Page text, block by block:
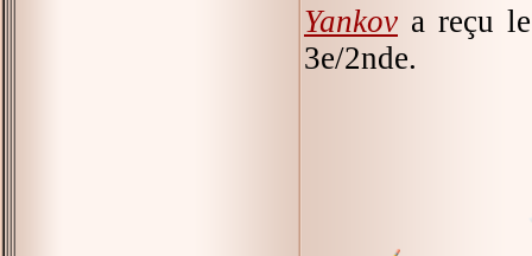
Yankov a reçu
3e/2nde.